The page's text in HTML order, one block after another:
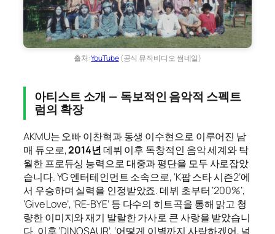
출처:YouTube(공식 뮤직비디오 썸네일)
아티스트 소개 — 독보적인 음악적 스펙트
럼의 확장
AKMU는 오빠 이찬혁과 동생 이수현으로 이루어진 남
매 듀오로,2014년데뷔 이후 독창적인 음악 세계와 탁
월한 프로듀싱 능력으로 대중과 평단을 모두 사로잡았
습니다. YG 엔터테인먼트 소속으로, ‘K팝 스타 시즌2’에
서 우승하며 실력을 인정받았죠. 데뷔 초부터 ‘200%’,
‘Give Love’, ‘RE-BYE’ 등 다수의 히트곡을 통해 맑고 청
량한 이미지와 재기 발랄한 가사로 큰 사랑을 받았습니
다. 이후 ‘DINOSAUR’, ‘어떻게 이별까지 사랑하겠어, 널